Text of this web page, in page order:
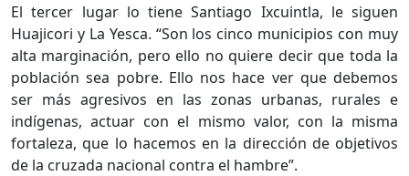
El tercer lugar lo tiene Santiago Ixcuintla, le siguen
Huajicori y La Yesca. “Son los cinco municipios con muy
alta marginación, pero ello no quiere decir que toda la
población sea pobre. Ello nos hace ver que debemos
ser más agresivos en las zonas urbanas, rurales e
indígenas, actuar con el mismo valor, con la misma
fortaleza, que lo hacemos en la dirección de objetivos
de la cruzada nacional contra el hambre”.